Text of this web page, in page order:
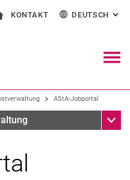
Springe direkt zu: Inhalt
Springe direkt zu: Suche
Springe direkt zu:
externen Link in einem
KONTAKT
und Öffentlichkeit
Einrichtungen suchen
Personen suchen
DEUTSCH :
AStA-Jobportal